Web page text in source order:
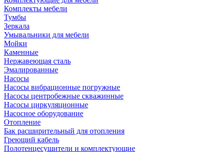
Комплекты мебели
Тумбы
Зеркала
Умывальники для мебели
Мойки
Каменные
Нержавеющая сталь
Эмалированные
Насосы
Насосы вибрационные погружные
Насосы центробежные скважинные
Насосы циркуляционные
Насосное оборудование
Отопление
Бак расширительный для отопления
Греющий кабель
Полотенцесушители и комплектующие